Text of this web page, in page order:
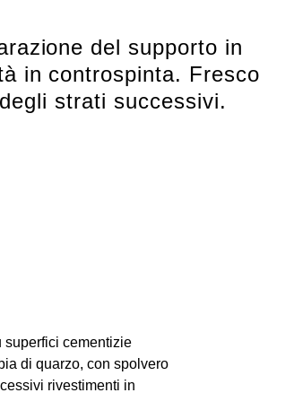
del supporto in
in controspinta. Fresco
strati successivi.
superfici cementizie
di quarzo, con spolvero
rivestimenti in